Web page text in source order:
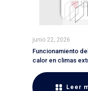
junio 22, 2026
Funcionamiento
calor en climas
Leer